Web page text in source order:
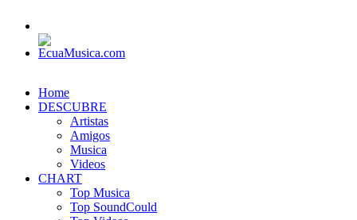
Home
DESCUBRE
Artistas
Amigos
Musica
Videos
CHART
Top Musica
Top SoundCould